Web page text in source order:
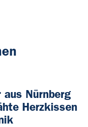
aus Nürnberg
Herzkissen